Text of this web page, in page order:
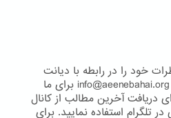
خود را در رابطه با دیانت
بهایی از طریق آدرس ایمیل info@aeenebahai.org برای ما
دریافت آخرین مطالب از کانال
تلگرام استفاده نمایید. برای